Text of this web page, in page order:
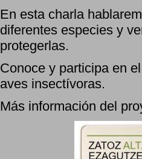
En esta charla
diferentes especies y
protegerlas.
Conoce y participa en
aves insectívoras.
Más información del